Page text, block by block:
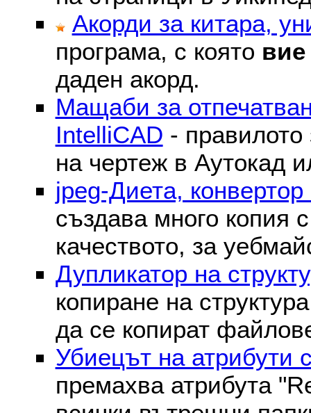
Акорди за китара,
програма, с която вие
даден акорд.
Мащаби за
IntelliCAD -
на чертеж в Аутокад
jpeg-Диета,
създава много копия
качеството, за
Дупликатор на
копиране на
да се копират
Убиецът на атрибути
премахва атрибутa